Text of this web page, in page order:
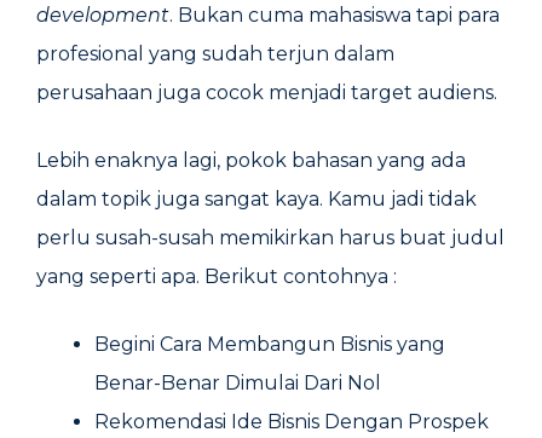
development. Bukan cuma mahasiswa tapi para
profesional yang sudah terjun dalam
perusahaan juga cocok menjadi target audiens.
Lebih enaknya lagi, pokok bahasan yang ada
dalam topik juga sangat kaya. Kamu jadi tidak
perlu susah-susah memikirkan harus buat judul
yang seperti apa. Berikut contohnya :
Begini Cara Membangun Bisnis yang
Benar-Benar Dimulai Dari Nol
Rekomendasi Ide Bisnis Dengan Prospek